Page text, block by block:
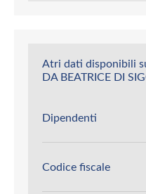
Atri dati disponibili
DA BEATRICE DI
Dipendenti
Codice fiscale